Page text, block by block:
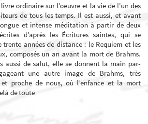
ordinaire sur l’oeuvre et la vie de l’un des
de tous les temps. Il est aussi, et avant
et intense méditation à partir de deux
d’après les Écritures saintes, qui se
trente années de distance : le Requiem et les
composés un an avant la mort de Brahms.
aussi de salut, elle se donnent la main par-
une autre image de Brahms, très
proche de nous, où l’enfance et la mort
de toute